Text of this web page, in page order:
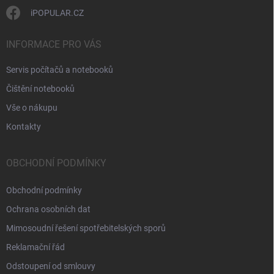
iPOPULAR.CZ
INFORMACE PRO VÁS
Servis počítačů a notebooků
Čištění notebooků
Vše o nákupu
Kontakty
OBCHODNÍ PODMÍNKY
Obchodní podmínky
Ochrana osobních dat
Mimosoudní řešení spotřebitelských sporů
Reklamační řád
Odstoupení od smlouvy